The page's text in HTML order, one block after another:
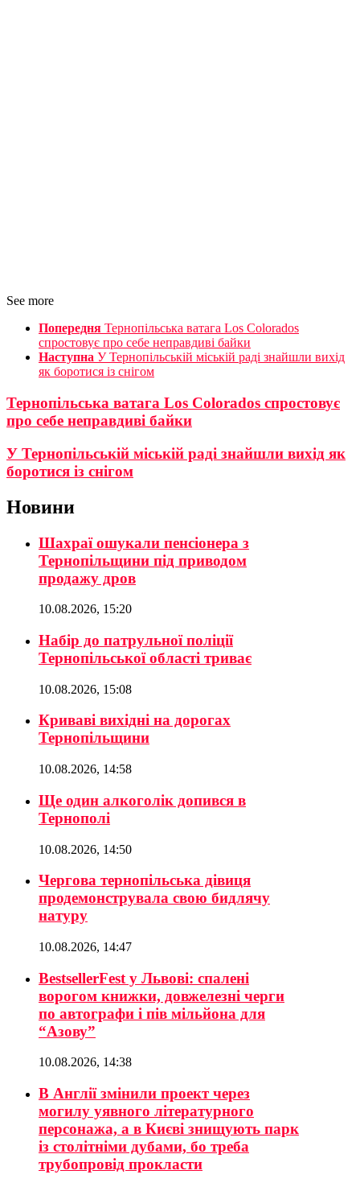
See more
Попередня Тернопільська ватага Los Colorados
спростовує про себе неправдиві байки
Наступна У Тернопільській міській раді знайшли вихід
як боротися із снігом
Тернопільська ватага Los Colorados спростовує
про себе неправдиві байки
У Тернопільській міській раді знайшли вихід як
боротися із снігом
Новини
Шахраї ошукали пенсіонера з
Тернопільщини під приводом
продажу дров
10.08.2026, 15:20
Набір до патрульної поліції
Тернопільської області триває
10.08.2026, 15:08
Криваві вихідні на дорогах
Тернопільщини
10.08.2026, 14:58
Ще один алкоголік допився в
Тернополі
10.08.2026, 14:50
Чергова тернопільська дівиця
продемонструвала свою бидлячу
натуру
10.08.2026, 14:47
BestsellerFest у Львові: спалені
ворогом книжки, довжелезні черги
по автографи і пів мільйона для
“Азову”
10.08.2026, 14:38
В Англії змінили проект через
могилу уявного літературного
персонажа, а в Києві знищують парк
із столітніми дубами, бо треба
трубопровід прокласти